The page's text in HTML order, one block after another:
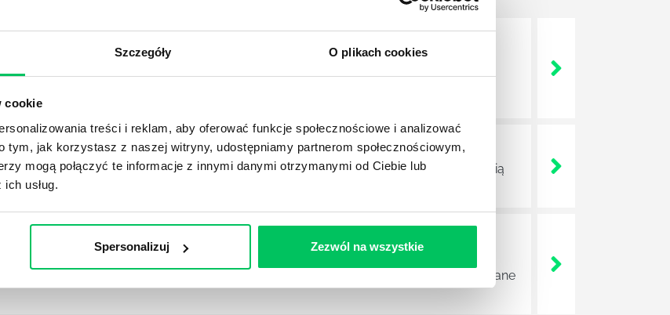
Szczegóły O plikach cookies
cookie
treści i reklam, aby oferować funkcje społecznościowe i analizować
tym, jak korzystasz z naszej witryny, udostępniamy partnerom społecznościowym,
mogą połączyć te informacje z innymi danymi otrzymanymi od Ciebie lub
usług.
Spersonalizuj Zezwól na wszystkie
W ZWINNEJ METODYCE?
to szereg czynności mających na celu zrealizowanie wszystkich związanych z
wchodzące w skład specjalnych zespołów projektowych, a ich praca stanowi
ZESPOŁU PROJEKTOWEGO?
(i mniejszej) firmie pojęcie związane z realizacją projektów biznesowych. Z pewnością
się z nim spotkała.
MIEĆ BRYGADZISTA?
i kompetentnych pracowników nie będzie w stanie sprawnie realizować swoich
Zawsze niezbędna jest osoba nadzorująca wszystkie czynności wykonywane